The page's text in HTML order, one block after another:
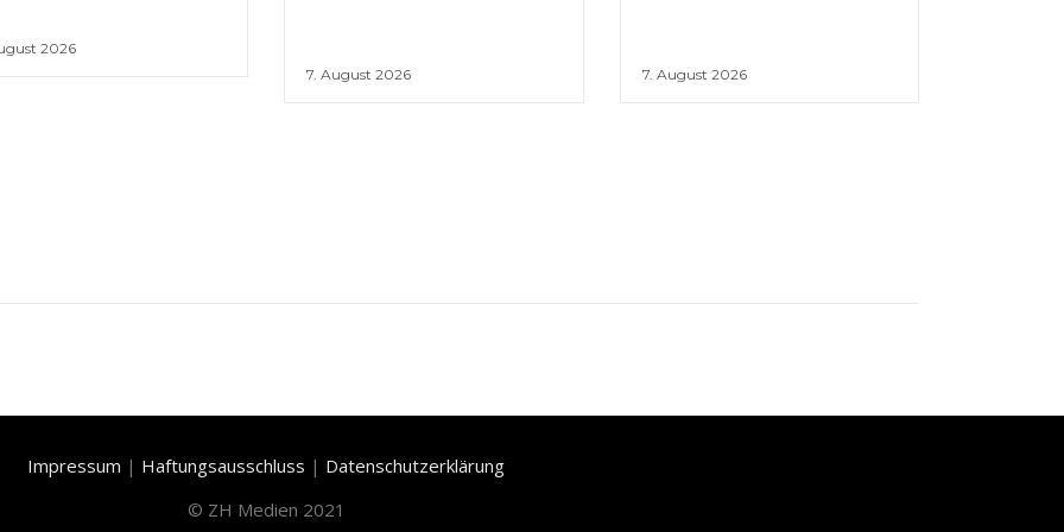
2026
7. August 2026
7. August 2026
Impressum | Haftungsausschluss | Datenschutzerklärung
© ZH Medien 2021